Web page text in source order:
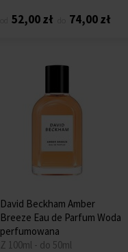
52,00 zł 74,00 zł
David Beckham Amber
Breeze Eau de Parfum Woda
perfumowana
Z 100ml - do 50ml